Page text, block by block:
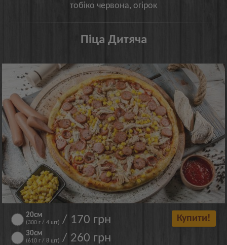
тобіко червона, огірок
Піца Дитяча
20см
(300 г / 4 шт) / 170 грн
30см
(610 г / 8 шт) / 260 грн
Купити!